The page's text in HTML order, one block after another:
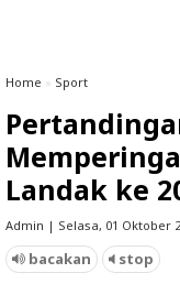
Home » Sport
Landak ke
Admin | Selasa, 01 Oktober
bacakan stop